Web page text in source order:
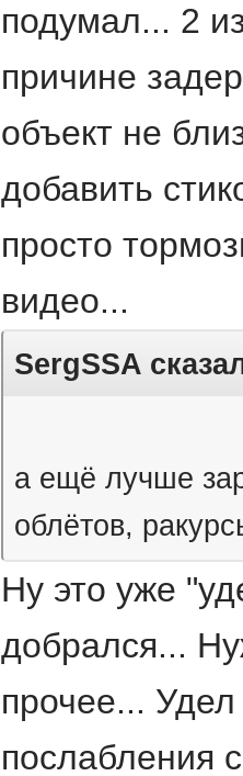
подумал... 2
причине
объект не
добавить
просто
видео...
SergSSA
а ещё лучше
облётов,
Ну это уже
добрался...
прочее...
послабления